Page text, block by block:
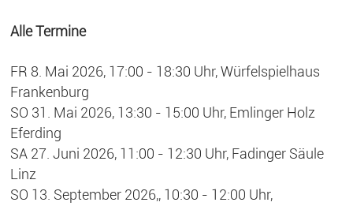
Alle Termine
FR 8. Mai 2026, 17:00 - 18:30 Uhr, Würfelspielhaus
Frankenburg
SO 31. Mai 2026, 13:30 - 15:00 Uhr, Emlinger Holz
Eferding
SA 27. Juni 2026, 11:00 - 12:30 Uhr, Fadinger Säule
Linz
SO 13. September 2026,, 10:30 - 12:00 Uhr,